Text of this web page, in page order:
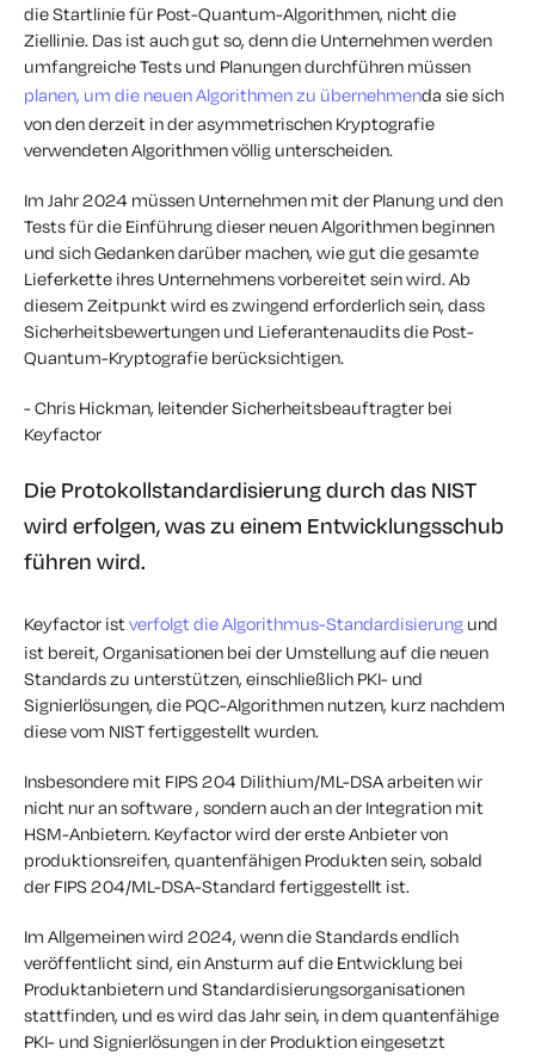
die Startlinie für Post-Quantum-Algorithmen, nicht die
Ziellinie. Das ist auch gut so, denn die Unternehmen werden
umfangreiche Tests und Planungen durchführen müssen
planen, um die neuen Algorithmen zu übernehmenda sie sich
von den derzeit in der asymmetrischen Kryptografie
verwendeten Algorithmen völlig unterscheiden.
Im Jahr 2024 müssen Unternehmen mit der Planung und den
Tests für die Einführung dieser neuen Algorithmen beginnen
und sich Gedanken darüber machen, wie gut die gesamte
Lieferkette ihres Unternehmens vorbereitet sein wird. Ab
diesem Zeitpunkt wird es zwingend erforderlich sein, dass
Sicherheitsbewertungen und Lieferantenaudits die Post-
Quantum-Kryptografie berücksichtigen.
- Chris Hickman, leitender Sicherheitsbeauftragter bei
Keyfactor
Die Protokollstandardisierung durch das NIST
wird erfolgen, was zu einem Entwicklungsschub
führen wird.
Keyfactor ist verfolgt die Algorithmus-Standardisierung und
ist bereit, Organisationen bei der Umstellung auf die neuen
Standards zu unterstützen, einschließlich PKI- und
Signierlösungen, die PQC-Algorithmen nutzen, kurz nachdem
diese vom NIST fertiggestellt wurden.
Insbesondere mit FIPS 204 Dilithium/ML-DSA arbeiten wir
nicht nur an software , sondern auch an der Integration mit
HSM-Anbietern. Keyfactor wird der erste Anbieter von
produktionsreifen, quantenfähigen Produkten sein, sobald
der FIPS 204/ML-DSA-Standard fertiggestellt ist.
Im Allgemeinen wird 2024, wenn die Standards endlich
veröffentlicht sind, ein Ansturm auf die Entwicklung bei
Produktanbietern und Standardisierungsorganisationen
stattfinden, und es wird das Jahr sein, in dem quantenfähige
PKI- und Signierlösungen in der Produktion eingesetzt